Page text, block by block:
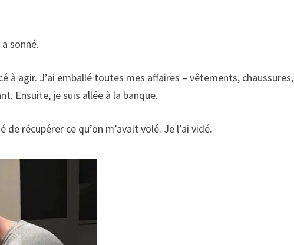
sonné.
à agir. J’ai emballé toutes mes affaires – vêtements, chaussures,
Ensuite, je suis allée à la banque.
récupérer ce qu’on m’avait volé. Je l’ai vidé.